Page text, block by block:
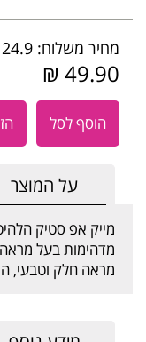
מחיר משלוח: 24.9 - 39.9 ₪
49.90 ₪
הוסף לסל
על המוצר
מייק אפ סטיק
מדהימות בעל מראה
מראה חלק וטבעי,